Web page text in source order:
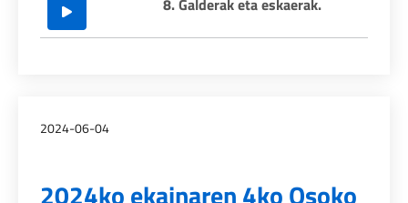
8. Galderak eta eskaerak.
2024-06-04